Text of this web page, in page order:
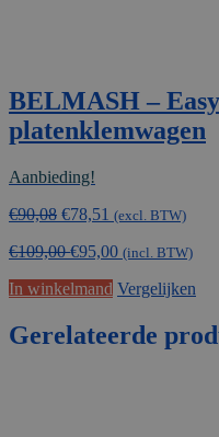
BELMASH –
platenklemwagen
Aanbieding!
€90,08 Oorspronkelijke
was:
€78,51 Huidige
is:
(excl. BTW)
€109,00€95,00 (incl. BTW)
In winkelmand Vergelijken
Gerelateerde